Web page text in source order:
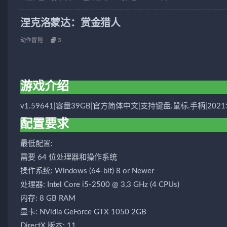
涅克洛蒙达：赏金猎人
动作冒险 3
游戏介绍
v1.59641|容量39GB|官方简体中文|支持键盘.鼠标.手柄
配置要求
最低配置:
需要 64 位处理器和操作系统
操作系统: Windows (64-bit) 8 or Newer
处理器: Intel Core i5-2500 @ 3,3 GHz (4 CPUs)
内存: 8 GB RAM
显卡: NVidia GeForce GTX 1050 2GB